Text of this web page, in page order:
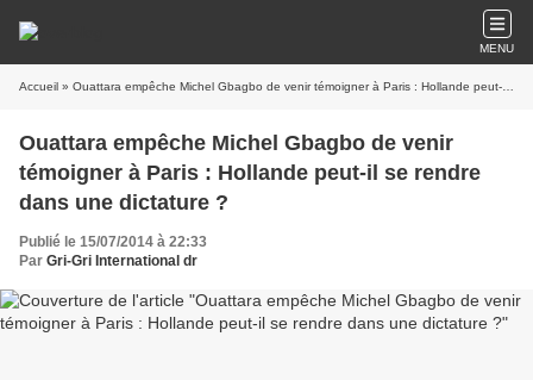
MENU
Accueil » Ouattara empêche Michel Gbagbo de venir témoigner à Paris : Hollande peut-il se rendre dans une dictature ?
Ouattara empêche Michel Gbagbo de venir
témoigner à Paris : Hollande peut-il se rendre
dans une dictature ?
Publié le 15/07/2014 à 22:33
Par Gri-Gri International dr